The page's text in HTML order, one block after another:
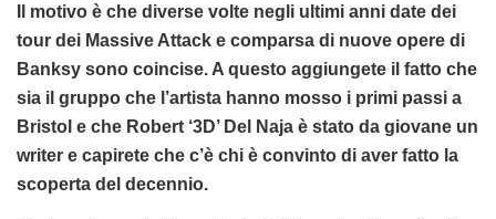
Il motivo è che diverse volte negli ultimi anni date dei
tour dei Massive Attack e comparsa di nuove opere di
Banksy sono coincise. A questo aggiungete il fatto che
sia il gruppo che l’artista hanno mosso i primi passi a
Bristol e che Robert ‘3D’ Del Naja è stato da giovane un
writer e capirete che c’è chi è convinto di aver fatto la
scoperta del decennio.